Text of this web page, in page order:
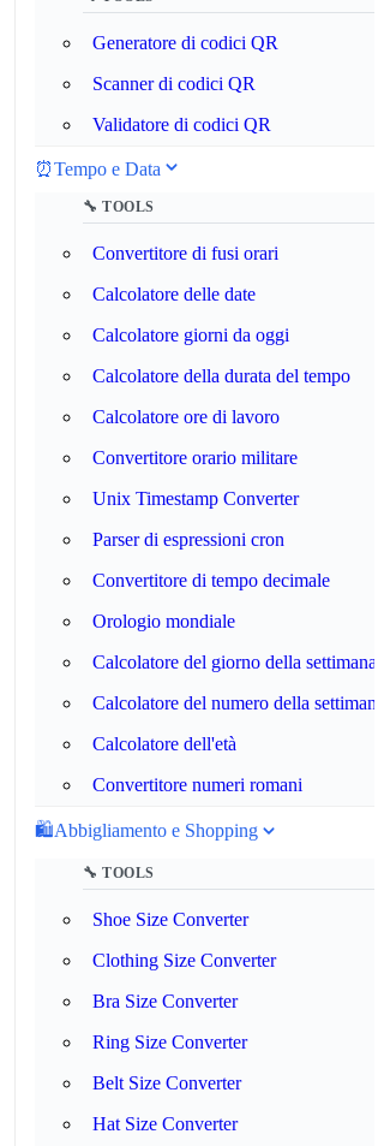
Generatore di codici QR
Scanner di codici QR
Validatore di codici QR
⏰Tempo e Data
🔧 TOOLS
Convertitore di fusi orari
Calcolatore delle date
Calcolatore giorni da oggi
Calcolatore della durata del tempo
Calcolatore ore di lavoro
Convertitore orario militare
Unix Timestamp Converter
Parser di espressioni cron
Convertitore di tempo decimale
Orologio mondiale
Calcolatore del giorno della settimana
Calcolatore del numero della settimana
Calcolatore dell'età
Convertitore numeri romani
🛍️Abbigliamento e Shopping
🔧 TOOLS
Shoe Size Converter
Clothing Size Converter
Bra Size Converter
Ring Size Converter
Belt Size Converter
Hat Size Converter